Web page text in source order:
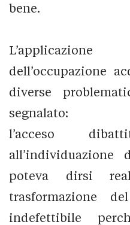
bene.
dell’occupazione
diverse
segnalato:
l’acceso
poteva dirsi
trasformazione
indefettibile